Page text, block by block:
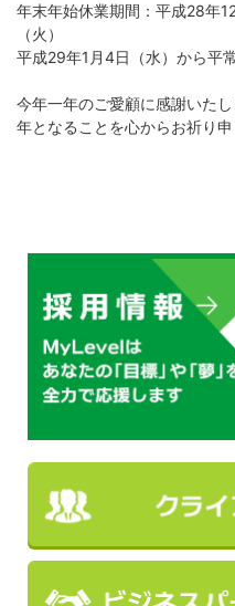
年末年始休業期間：平成28年
（火）
平成29年1月4日（水）から平
今年一年のご愛顧に感謝いた
年となることを心からお祈り申